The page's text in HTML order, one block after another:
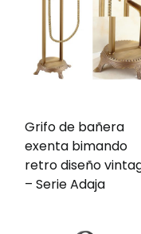
Grifo de bañera
exenta bimando
retro diseño
– Serie Adaja